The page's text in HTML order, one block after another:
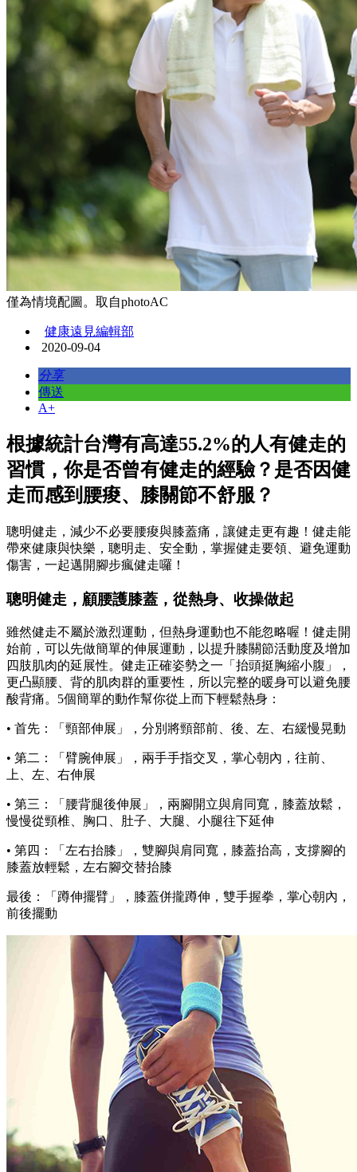
僅為情境配圖。取自photoAC
健康遠見編輯部
2020-09-04
分享
傳送
A+
根據統計台灣有高達55.2%的人有健走的
習慣，你是否曾有健走的經驗？是否因健
走而感到腰痠、膝關節不舒服？
聰明健走，減少不必要腰痠與膝蓋痛，讓健走更有趣！健走能
帶來健康與快樂，聰明走、安全動，掌握健走要領、避免運動
傷害，一起邁開腳步瘋健走囉！
聰明健走，顧腰護膝蓋，從熱身、收操做起
雖然健走不屬於激烈運動，但熱身運動也不能忽略喔！健走開
始前，可以先做簡單的伸展運動，以提升膝關節活動度及增加
四肢肌肉的延展性。健走正確姿勢之一「抬頭挺胸縮小腹」，
更凸顯腰、背的肌肉群的重要性，所以完整的暖身可以避免腰
酸背痛。5個簡單的動作幫你從上而下輕鬆熱身：
• 首先：「頸部伸展」，分別將頸部前、後、左、右緩慢晃動
• 第二：「臂腕伸展」，兩手手指交叉，掌心朝內，往前、
上、左、右伸展
• 第三：「腰背腿後伸展」，兩腳開立與肩同寬，膝蓋放鬆，
慢慢從頸椎、胸口、肚子、大腿、小腿往下延伸
• 第四：「左右抬膝」，雙腳與肩同寬，膝蓋抬高，支撐腳的
膝蓋放輕鬆，左右腳交替抬膝
最後：「蹲伸擺臂」，膝蓋併攏蹲伸，雙手握拳，掌心朝內，
前後擺動